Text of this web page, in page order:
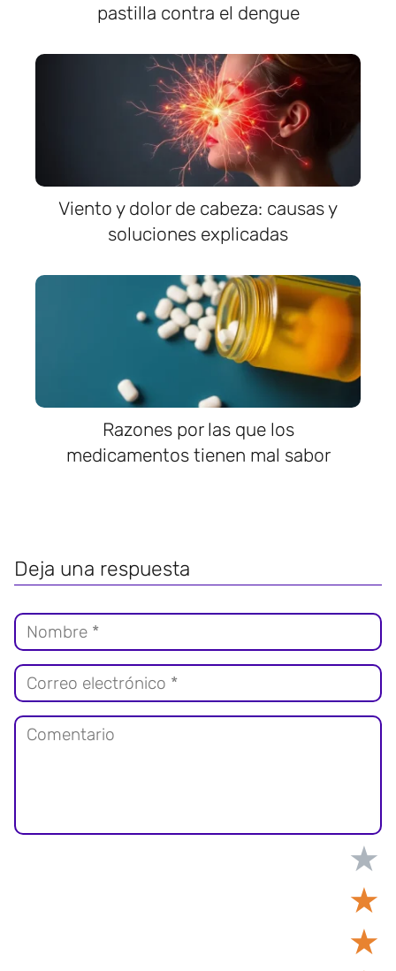
pastilla contra el dengue
Viento y dolor de cabeza: causas y
soluciones explicadas
Razones por las que los
medicamentos tienen mal sabor
Deja una respuesta
★
★
★